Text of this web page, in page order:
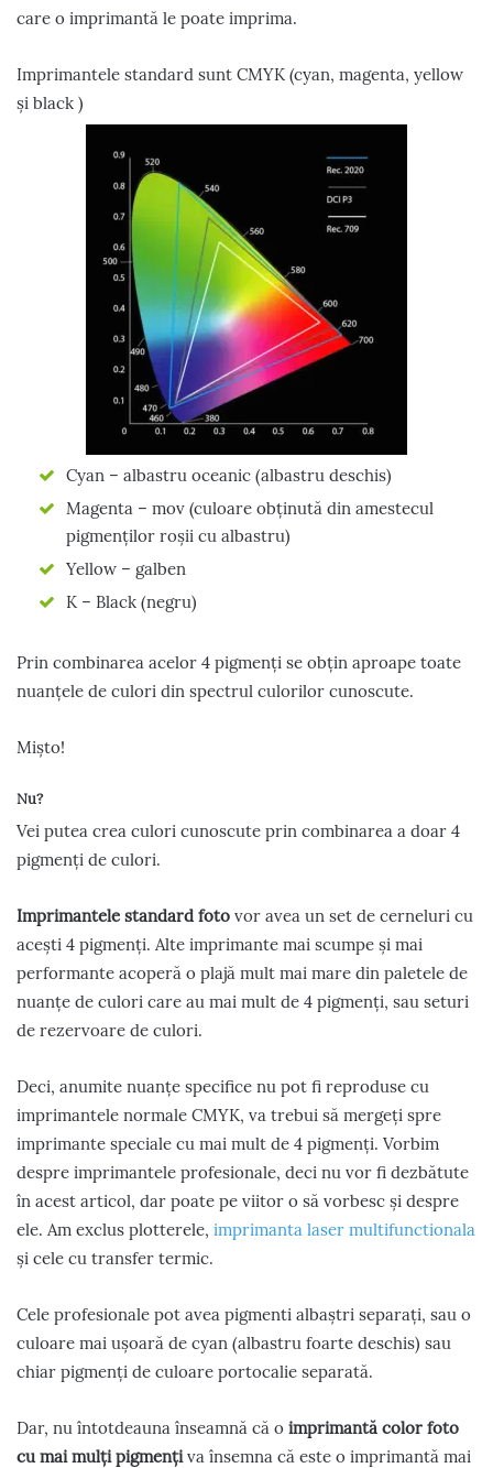
care o imprimantă le poate imprima.
Imprimantele standard sunt CMYK (cyan, magenta, yellow
și black )
Cyan – albastru oceanic (albastru deschis)
Magenta – mov (culoare obținută din amestecul
pigmenților roșii cu albastru)
Yellow – galben
K – Black (negru)
Prin combinarea acelor 4 pigmenți se obțin aproape toate
nuanțele de culori din spectrul culorilor cunoscute.
Mișto!
Nu?
Vei putea crea culori cunoscute prin combinarea a doar 4
pigmenți de culori.
Imprimantele standard foto vor avea un set de cerneluri cu
acești 4 pigmenți. Alte imprimante mai scumpe și mai
performante acoperă o plajă mult mai mare din paletele de
nuanțe de culori care au mai mult de 4 pigmenți, sau seturi
de rezervoare de culori.
Deci, anumite nuanțe specifice nu pot fi reproduse cu
imprimantele normale CMYK, va trebui să mergeți spre
imprimante speciale cu mai mult de 4 pigmenți. Vorbim
despre imprimantele profesionale, deci nu vor fi dezbătute
în acest articol, dar poate pe viitor o să vorbesc și despre
ele. Am exclus plotterele, imprimanta laser multifunctionala
și cele cu transfer termic.
Cele profesionale pot avea pigmenti albaștri separați, sau o
culoare mai ușoară de cyan (albastru foarte deschis) sau
chiar pigmenți de culoare portocalie separată.
Dar, nu întotdeauna înseamnă că o imprimantă color foto
cu mai mulți pigmenți va însemna că este o imprimantă mai